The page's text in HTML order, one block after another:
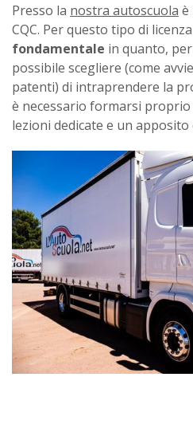
Presso la nostra autoscuola è
CQC. Per questo tipo di licenza
fondamentale in quanto,
possibile scegliere (come
patenti) di intraprendere la
è necessario formarsi
lezioni dedicate e un apposito